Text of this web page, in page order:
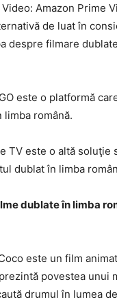
Amazon Prime
de luat în
despre filmare
este o platformă
română.
TV este o altă soluţie
dublat în limba
dublate în limba
este un film
povestea unui
drumul în lumea